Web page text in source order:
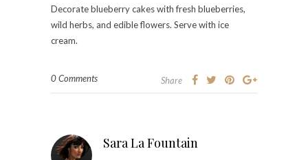
Decorate blueberry cakes with fresh blueberries,
wild herbs, and edible flowers. Serve with ice
cream.
0 Comments Share
Sara La Fountain